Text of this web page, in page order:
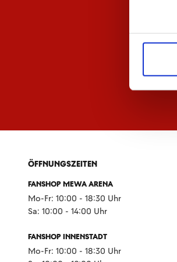
ÖFFNUNGSZEITEN
FANSHOP MEWA ARENA
Mo-Fr: 10:00 - 18:30 Uhr
Sa: 10:00 - 14:00 Uhr
FANSHOP INNENSTADT
Mo-Fr: 10:00 - 18:30 Uhr